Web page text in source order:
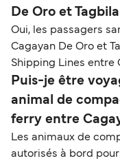
De Oro et
Oui, les passagers
Cagayan De Oro et
Shipping Lines entre
Puis-je être
animal de
ferry entre
Les animaux de
autorisés à bord